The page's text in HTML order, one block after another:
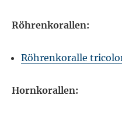
Röhrenkorallen:
Röhrenkoralle
Hornkorallen: